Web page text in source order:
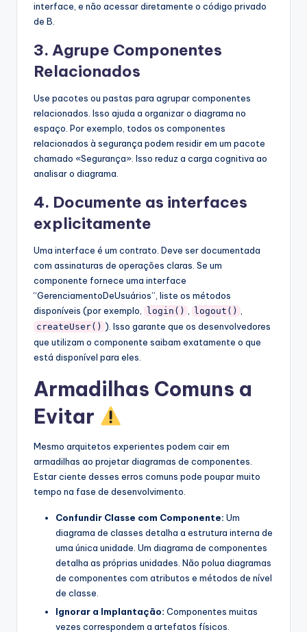
interface, e não acessar diretamente o código privado
de B.
3. Agrupe Componentes
Relacionados
Use pacotes ou pastas para agrupar componentes
relacionados. Isso ajuda a organizar o diagrama no
espaço. Por exemplo, todos os componentes
relacionados à segurança podem residir em um pacote
chamado «Segurança». Isso reduz a carga cognitiva ao
analisar o diagrama.
4. Documente as interfaces
explicitamente
Uma interface é um contrato. Deve ser documentada
com assinaturas de operações claras. Se um
componente fornece uma interface
“GerenciamentoDeUsuários”, liste os métodos
disponíveis (por exemplo,
login() logout()
createUser() ). Isso garante que os desenvolvedores
que utilizam o componente saibam exatamente o que
está disponível para eles.
Armadilhas Comuns a
Evitar
Mesmo arquitetos experientes podem cair em
armadilhas ao projetar diagramas de componentes.
Estar ciente desses erros comuns pode poupar muito
tempo na fase de desenvolvimento.
Confundir Classe com Componente: Um
diagrama de classes detalha a estrutura interna de
uma única unidade. Um diagrama de componentes
detalha as próprias unidades. Não polua diagramas
de componentes com atributos e métodos de nível
de classe.
Ignorar a Implantação: Componentes muitas
vezes correspondem a artefatos físicos.